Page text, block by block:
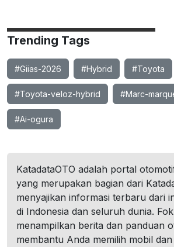
Trending Tags
#Giias-2026 #Hybrid #Toyota
#Toyota-veloz-hybrid #Marc-
#Ai-ogura
KatadataOTO adalah portal
yang merupakan bagian dari
menyajikan informasi terbaru dari
di Indonesia dan seluruh dunia.
menampilkan berita dan panduan
membantu Anda memilih mobil